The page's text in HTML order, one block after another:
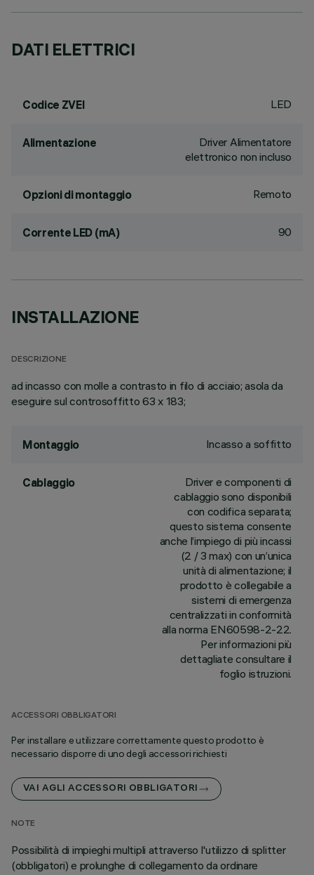
DATI ELETTRICI
Codice ZVEI LED
Alimentazione
Driver Alimentatore
elettronico non incluso
Opzioni di montaggio Remoto
Corrente LED (mA) 90
INSTALLAZIONE
DESCRIZIONE
ad incasso con molle a contrasto in filo di acciaio; asola da
eseguire sul controsoffitto 63 x 183;
Montaggio Incasso a soffitto
Cablaggio
Driver e componenti di
cablaggio sono disponibili
con codifica separata;
questo sistema consente
anche l’impiego di più incassi
(2 / 3 max) con un’unica
unità di alimentazione; il
prodotto è collegabile a
sistemi di emergenza
centralizzati in conformità
alla norma EN60598-2-22.
Per informazioni più
dettagliate consultare il
foglio istruzioni.
ACCESSORI OBBLIGATORI
Per installare e utilizzare correttamente questo prodotto è
necessario disporre di uno degli accessori richiesti
VAI AGLI ACCESSORI OBBLIGATORI
NOTE
Possibilità di impieghi multipli attraverso l'utilizzo di splitter
(obbligatori) e prolunghe di collegamento da ordinare